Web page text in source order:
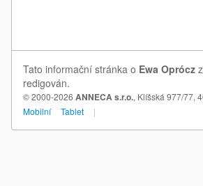
Tato informační stránka o Ewa Oprócz
redigován.
© 2000-2026 ANNECA s.r.o., Klíšská 977/77,
Mobilní
Tablet |